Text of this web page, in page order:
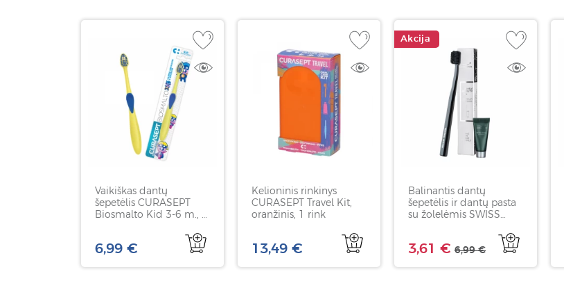
Vaikiškas dantų
šepetėlis CURASEPT
Biosmalto Kid 3-6 m., 1
6,99 €
Kelioninis rinkinys
CURASEPT Travel Kit,
oranžinis, 1 rink
13,49 €
Akcija
Balinantis dantų
šepetėlis ir dantų pasta
su žolelėmis SWISS
3,61 € 6,99 €